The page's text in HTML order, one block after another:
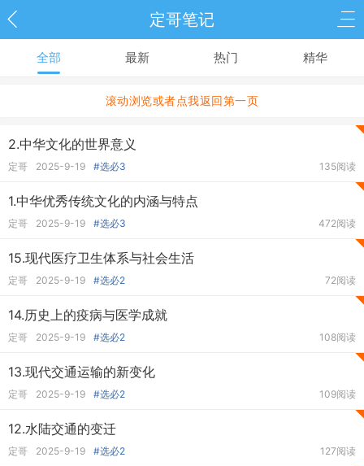
定哥笔记
全部 最新 热门 精华
滚动浏览或者点我返回第一页
2.中华文化的世界意义
定哥 2025-9-19 #选必3 135阅读
1.中华优秀传统文化的内涵与特点
定哥 2025-9-19 #选必3 472阅读
15.现代医疗卫生体系与社会生活
定哥 2025-9-19 #选必2 72阅读
14.历史上的疫病与医学成就
定哥 2025-9-19 #选必2 108阅读
13.现代交通运输的新变化
定哥 2025-9-19 #选必2 109阅读
12.水陆交通的变迁
定哥 2025-9-19 #选必2 127阅读